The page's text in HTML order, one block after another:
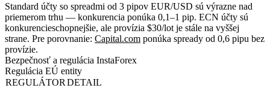
Standard účty so spreadmi od 3 pipov EUR/USD sú výrazne nad
priemerom trhu — konkurencia ponúka 0,1–1 pip. ECN účty sú
konkurencieschopnejšie, ale provízia $30/lot je stále na vyššej
strane. Pre porovnanie: Capital.com ponúka spready od 0,6 pipu bez
provízie.
Bezpečnosť a regulácia InstaForex
Regulácia EÚ entity
REGULÁTOR DETAIL